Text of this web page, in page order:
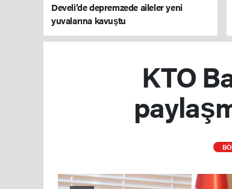
Develi’de depremzede aileler yeni
yuvalarına kavuştu
KTO